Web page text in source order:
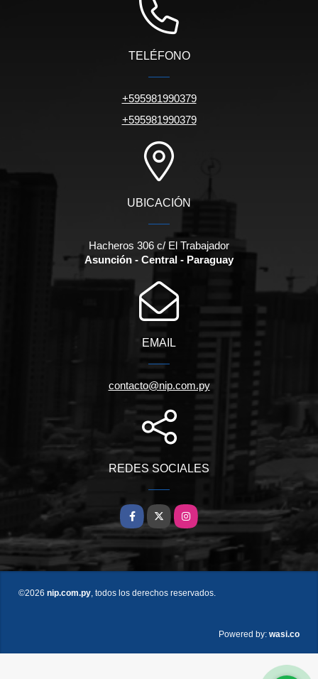
TELÉFONO
+595981990379
+595981990379
UBICACIÓN
Hacheros 306 c/ El Trabajador
Asunción - Central - Paraguay
EMAIL
contacto@nip.com.py
REDES SOCIALES
Facebook
X Instagram
©2026 nip.com.py, todos los derechos reservados.
Powered by: wasi.co